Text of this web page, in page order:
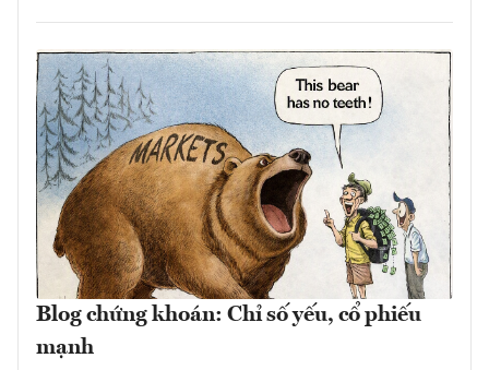
Blog chứng khoán: Chỉ số yếu, cổ phiếu
mạnh